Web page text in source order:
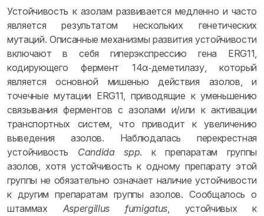
Устойчивость к азолам развивается медленно и часто
является результатом нескольких генетических
мутаций. Описанные механизмы развития устойчивости
включают в себя гиперэкспрессию гена ERG11,
кодирующего фермент 14α‑деметилазу, который
является основной мишенью действия азолов, и
точечные мутации ERG11, приводящие к уменьшению
связывания ферментов с азолами и/или к активации
транспортных систем, что приводит к увеличению
выведения азолов. Наблюдалась перекрестная
устойчивость Candida spp. к препаратам группы
азолов, хотя устойчивость к одному препарату этой
группы не обязательно означает наличие устойчивости
к другим препаратам группы азолов. Сообщалось о
штаммах Aspergillus fumigatus, устойчивых к